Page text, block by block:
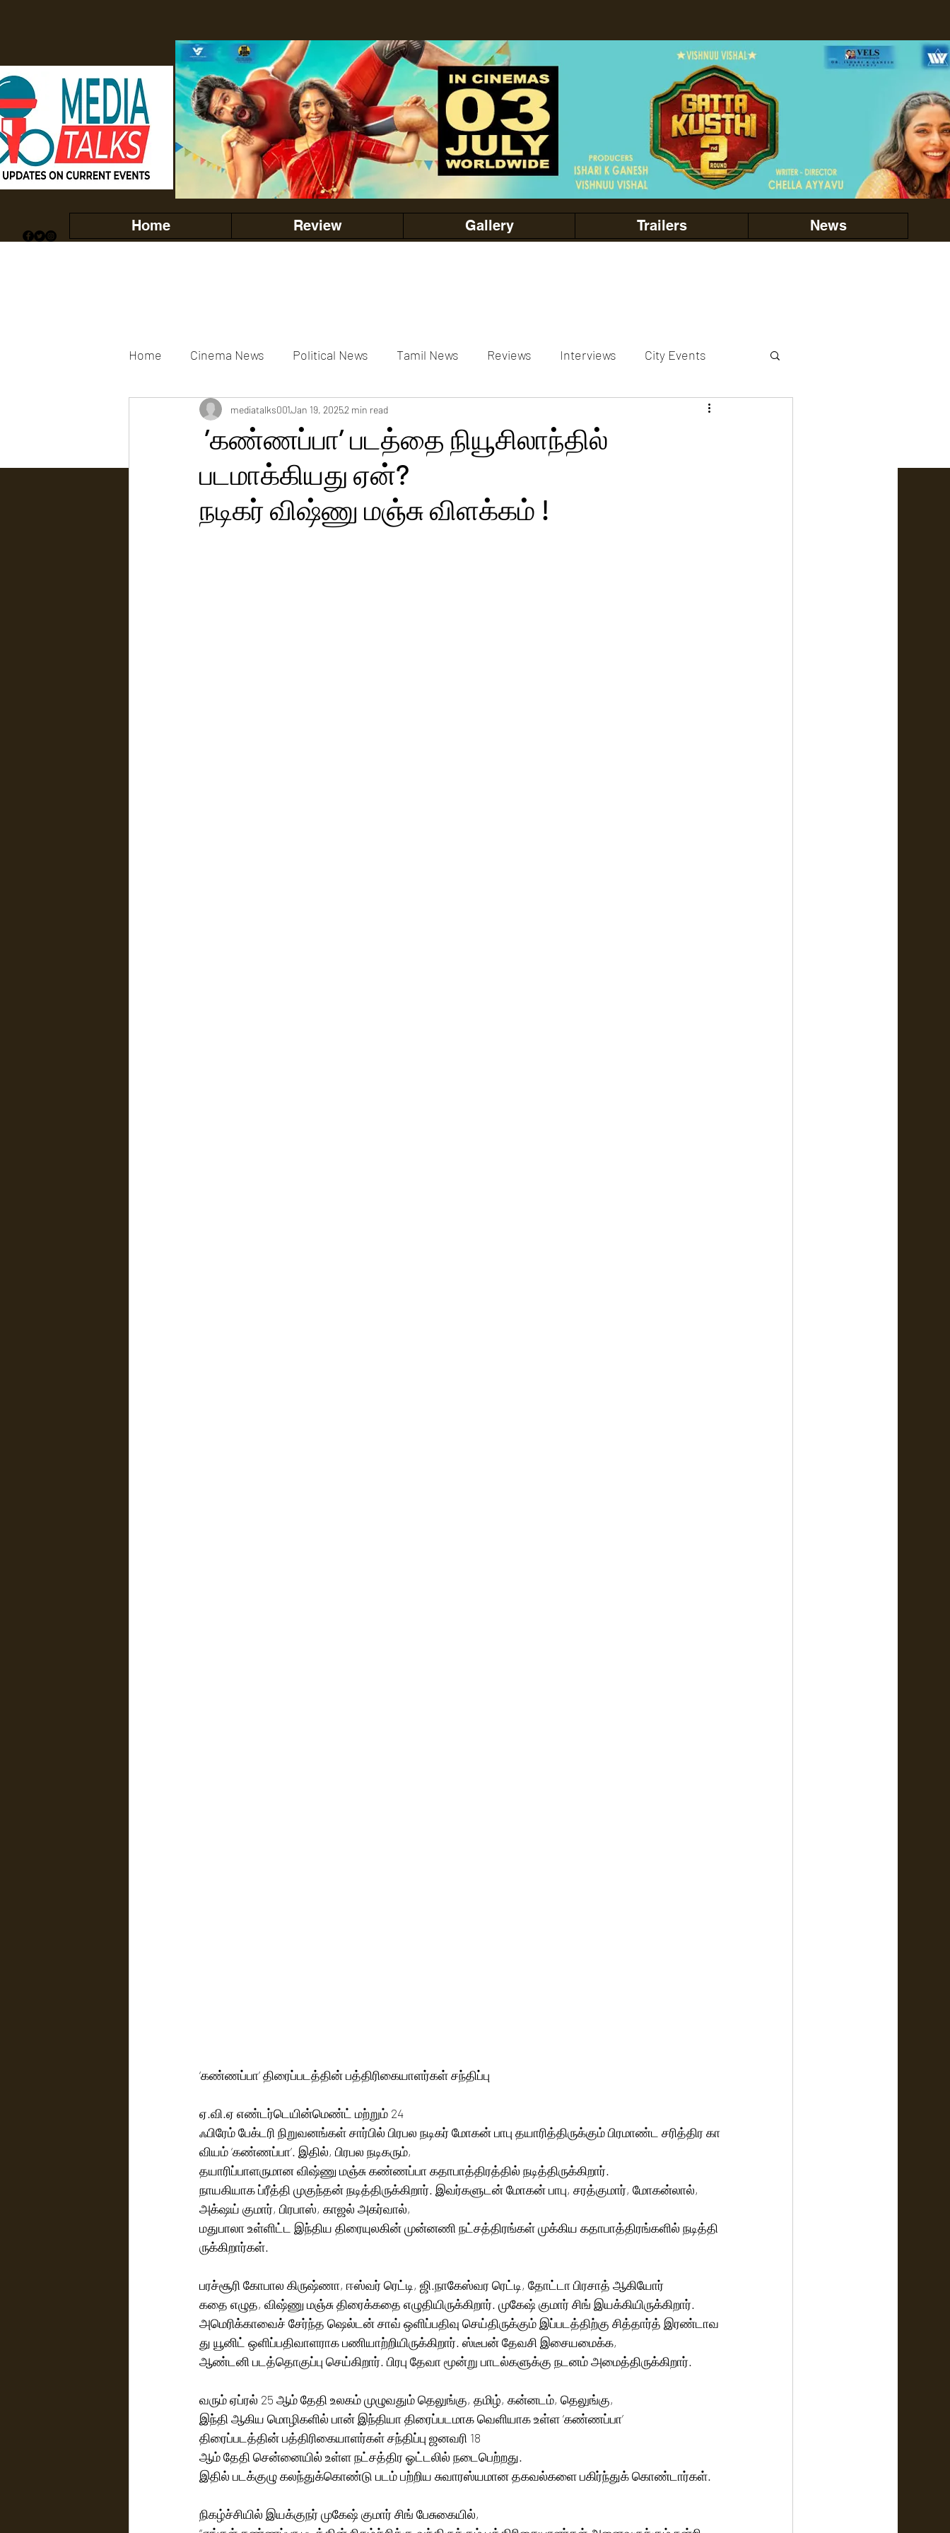
Home Review Gallery Trailers News
Home Cinema News Political News Tamil News Reviews Interviews City Events
Movies Gallery Actress Gallery Events Gallery actors gallery
Tv news
’கண்ணப்பா’ படத்தை நியூசிலாந்தில்
படமாக்கியது ஏன்?
நடிகர் விஷ்ணு மஞ்சு விளக்கம் !
mediatalks001Jan 19, 20252 min read
‘கண்ணப்பா’ திரைப்படத்தின் பத்திரிகையாளர்கள் சந்திப்பு
ஏ.வி.ஏ எண்டர்டெயின்மெண்ட் மற்றும் 24
ஃபிரேம் பேக்டரி நிறுவனங்கள் சார்பில் பிரபல நடிகர் மோகன் பாபு தயாரித்திருக்கும் பிரமாண்ட சரித்திர கா
வியம் ‘கண்ணப்பா’. இதில், பிரபல நடிகரும்,
தயாரிப்பாளருமான விஷ்ணு மஞ்சு கண்ணப்பா கதாபாத்திரத்தில் நடித்திருக்கிறார்.
நாயகியாக ப்ரீத்தி முகுந்தன் நடித்திருக்கிறார். இவர்களுடன் மோகன் பாபு, சரத்குமார், மோகன்லால்,
அக்‌ஷய் குமார், பிரபாஸ், காஜல் அகர்வால்,
மதுபாலா உள்ளிட்ட இந்திய திரையுலகின் முன்னணி நட்சத்திரங்கள் முக்கிய கதாபாத்திரங்களில் நடித்தி
ருக்கிறார்கள்.
பரச்சூரி கோபால கிருஷ்ணா, ஈஸ்வர் ரெட்டி, ஜி.நாகேஸ்வர ரெட்டி, தோட்டா பிரசாத் ஆகியோர்
கதை எழுத, விஷ்ணு மஞ்சு திரைக்கதை எழுதியிருக்கிறார். முகேஷ் குமார் சிங் இயக்கியிருக்கிறார்.
அமெரிக்காவைச் சேர்ந்த ஷெல்டன் சாவ் ஒளிப்பதிவு செய்திருக்கும் இப்படத்திற்கு சித்தார்த் இரண்டாவ
து யூனிட் ஒளிப்பதிவாளராக பணியாற்றியிருக்கிறார். ஸ்டீபன் தேவசி இசையமைக்க,
ஆண்டனி படத்தொகுப்பு செய்கிறார். பிரபு தேவா மூன்று பாடல்களுக்கு நடனம் அமைத்திருக்கிறார்.
வரும் ஏப்ரல் 25 ஆம் தேதி உலகம் முழுவதும் தெலுங்கு, தமிழ், கன்னடம், தெலுங்கு,
இந்தி ஆகிய மொழிகளில் பான் இந்தியா திரைப்படமாக வெளியாக உள்ள ‘கண்ணப்பா’
திரைப்படத்தின் பத்திரிகையாளர்கள் சந்திப்பு ஜனவரி 18
ஆம் தேதி சென்னையில் உள்ள நட்சத்திர ஓட்டலில் நடைபெற்றது.
இதில் படக்குழு கலந்துக்கொண்டு படம் பற்றிய சுவாரஸ்யமான தகவல்களை பகிர்ந்துக் கொண்டார்கள்.
நிகழ்ச்சியில் இயக்குநர் முகேஷ் குமார் சிங் பேசுகையில்,